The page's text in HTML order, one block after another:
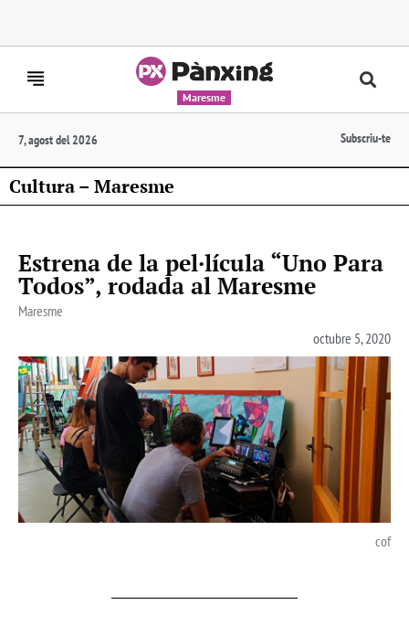
Maresme
7, agost del 2026 Subscriu-te
Cultura – Maresme
Estrena de la pel·lícula “Uno Para
Todos”, rodada al Maresme
Maresme
octubre 5, 2020
cof